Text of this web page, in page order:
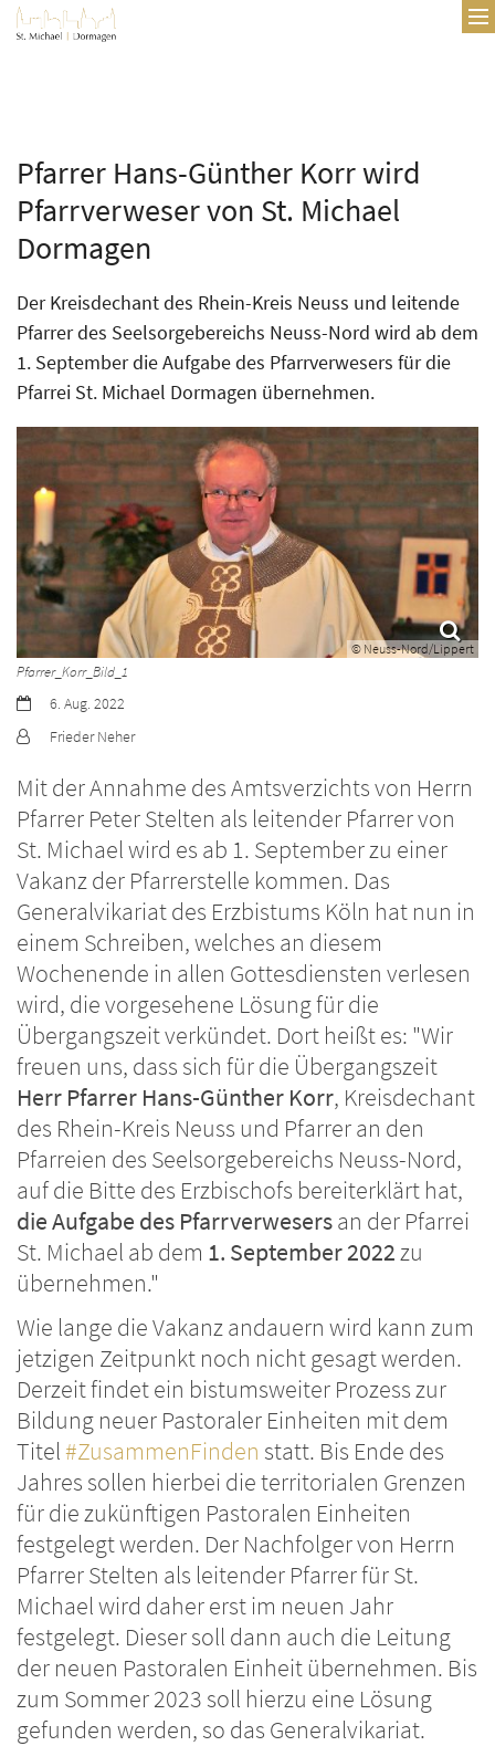
Zum Inhalt springen
Pfarrer Hans-Günther Korr wird
Pfarrverweser von St. Michael
Dormagen
Der Kreisdechant des Rhein-Kreis Neuss und leitende
Pfarrer des Seelsorgebereichs Neuss-Nord wird ab dem
1. September die Aufgabe des Pfarrverwesers für die
Pfarrei St. Michael Dormagen übernehmen.
© Neuss-Nord/Lippert
Pfarrer_Korr_Bild_1
Datum:6. Aug. 2022
Von:
Frieder Neher
Mit der Annahme des Amtsverzichts von Herrn
Pfarrer Peter Stelten als leitender Pfarrer von
St. Michael wird es ab 1. September zu einer
Vakanz der Pfarrerstelle kommen. Das
Generalvikariat des Erzbistums Köln hat nun in
einem Schreiben, welches an diesem
Wochenende in allen Gottesdiensten verlesen
wird, die vorgesehene Lösung für die
Übergangszeit verkündet. Dort heißt es: "Wir
freuen uns, dass sich für die Übergangszeit
Herr Pfarrer Hans-Günther Korr, Kreisdechant
des Rhein-Kreis Neuss und Pfarrer an den
Pfarreien des Seelsorgebereichs Neuss-Nord,
auf die Bitte des Erzbischofs bereiterklärt hat,
die Aufgabe des Pfarrverwesersan der Pfarrei
St. Michael ab dem 1. September 2022zu
übernehmen."
Wie lange die Vakanz andauern wird kann zum
jetzigen Zeitpunkt noch nicht gesagt werden.
Derzeit findet ein bistumsweiter Prozess zur
Bildung neuer Pastoraler Einheiten mit dem
Titel#ZusammenFinden statt. Bis Ende des
Jahres sollen hierbei die territorialen Grenzen
für die zukünftigen Pastoralen Einheiten
festgelegt werden. Der Nachfolger von Herrn
Pfarrer Stelten als leitender Pfarrer für St.
Michael wird daher erst im neuen Jahr
festgelegt. Dieser soll dann auch die Leitung
der neuen Pastoralen Einheit übernehmen. Bis
zum Sommer 2023 soll hierzu eine Lösung
gefunden werden, so das Generalvikariat.